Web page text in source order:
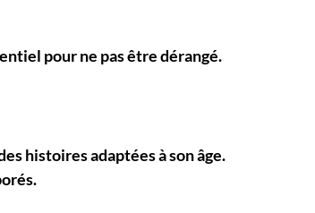
pour ne pas être dérangé.
histoires adaptées à son âge.